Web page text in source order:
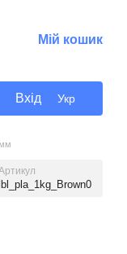
Мій кошик
Вхід Укр
lbl_pla_1kg_Brown0